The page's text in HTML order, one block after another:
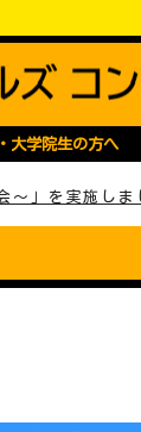
大学院生の方へ
～」を実施しま